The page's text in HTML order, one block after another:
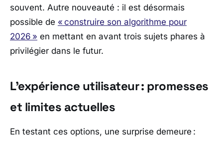
souvent. Autre nouveauté : il est désormais
possible de « construire son algorithme pour
2026 » en mettant en avant trois sujets phares à
privilégier dans le futur.
L’expérience utilisateur : promesses
et limites actuelles
En testant ces options, une surprise demeure :